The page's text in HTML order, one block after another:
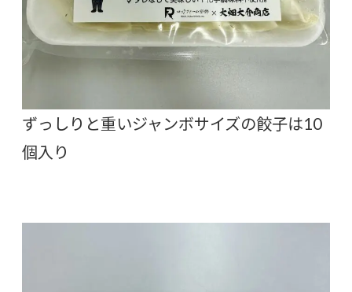
ずっしりと重いジャンボサイズの餃子は10
個入り